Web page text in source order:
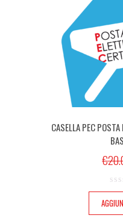
CASELLA PEC
€